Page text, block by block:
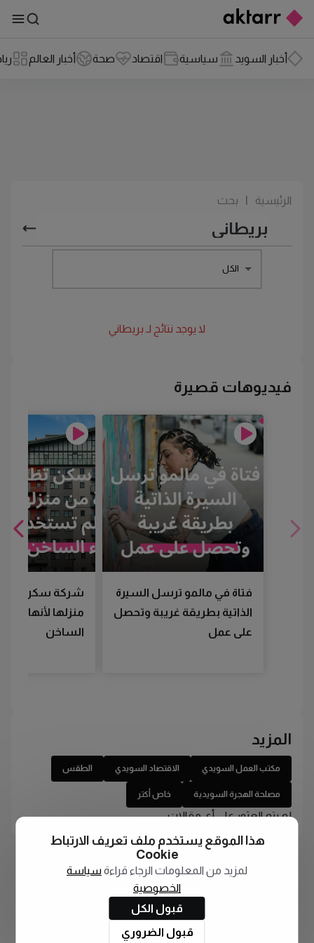
أخبار السويد سياسية اقتصاد صحة أخبار العالم
الرئيسية بحث
الكل
لا يوجد نتائج لـ بريطاني
فيديوهات قصيرة
فتاة في مالمو ترسل السيرة
الذاتية بطريقة غريبة وتحصل
على عمل
شركة سكن
منزلها لأنها لم
الساخن
المزيد
مكتب العمل السويدي الاقتصاد السويدي الطقس
مصلحة الهجرة السويدية خاص أكتر
لم يتم العثور على أي مقالات
هذا الموقع يستخدم ملف تعريف الارتباط
Cookie
لمزيد من المعلومات الرجاء قراءة سياسة
الخصوصية
قبول الكل
قبول الضروري